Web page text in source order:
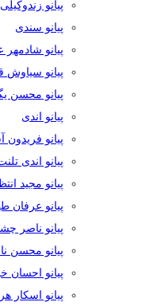
پیانو زندوکیلی
پیانو سندی
پیانو شادمهر
پیانو
پیانو محسن
پیانو اندی
پیانو فریدون
پیانو اندی
پیانو مجید
پیانو عرفان
پیانو ناصر
پیانو محسن
پیانو احسان
پیانو اسکار